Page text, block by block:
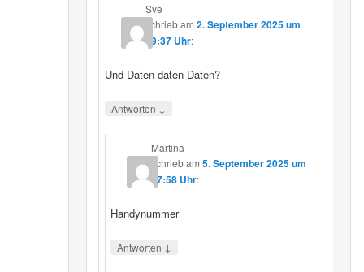
Sve
schriebam 2. September 2025 um
19:37 Uhr:
Und Daten daten Daten?
Antworten ↓
Martina
schriebam5. September 2025 um
17:58 Uhr:
Handynummer
Antworten ↓